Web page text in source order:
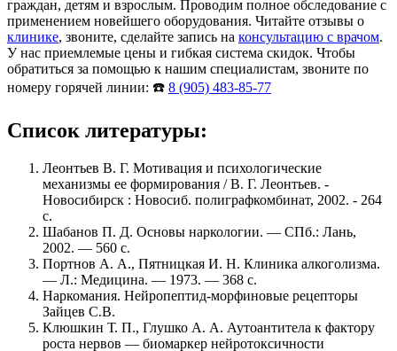
граждан, детям и взрослым. Проводим полное обследование с
применением новейшего оборудования. Читайте отзывы о
клинике, звоните, сделайте запись на консультацию с врачом.
У нас приемлемые цены и гибкая система скидок. Чтобы
обратиться за помощью к нашим специалистам, звоните по
номеру горячей линии: ☎️ 8 (905) 483-85-77
Список литературы:
Леонтьев В. Г. Мотивация и психологические
механизмы ее формирования / В. Г. Леонтьев. -
Новосибирск : Новосиб. полиграфкомбинат, 2002. - 264
с.
Шабанов П. Д. Основы наркологии. — СПб.: Лань,
2002. — 560 с.
Портнов А. А., Пятницкая И. Н. Клиника алкоголизма.
— Л.: Медицина. — 1973. — 368 с.
Наркомания. Нейропептид-морфиновые рецепторы
Зайцев С.В.
Клюшкин Т. П., Глушко А. А. Аутоантитела к фактору
роста нервов — биомаркер нейротоксичности